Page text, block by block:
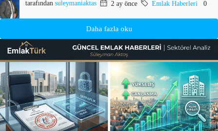
tarafından suleymaniaktas 2 ay önce Emlak Haberleri 0
Daha fazla oku